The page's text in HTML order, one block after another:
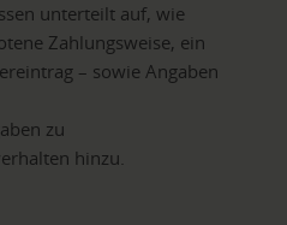
unterteilt auf, wie
Zahlungsweise, ein
– sowie Angaben
zu
hinzu.